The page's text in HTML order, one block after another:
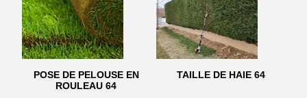
POSE DE PELOUSE EN
ROULEAU 64
TAILLE DE HAIE 64